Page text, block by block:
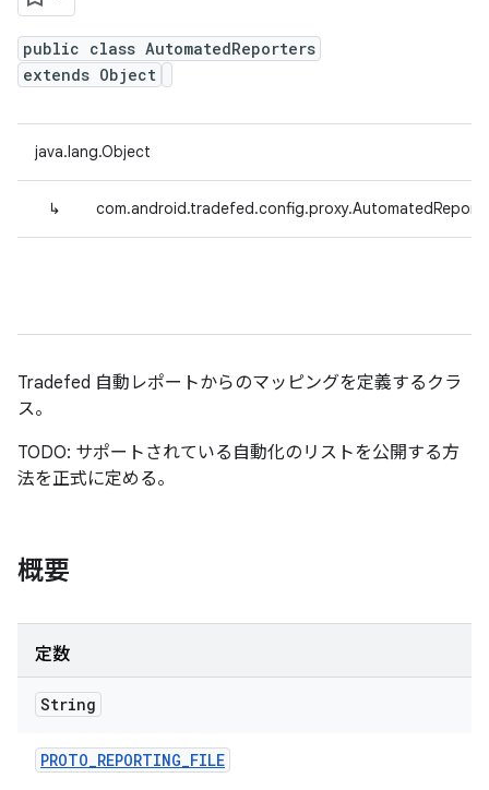
public class AutomatedReporters
extends Object
java.lang.Object
↳
Tradefed 自動レポートからのマッピングを定義するクラ
ス。
TODO: サポートされている自動化のリストを公開する方
法を正式に定める。
概要
定数
String
PROTO_REPORTING_FILE